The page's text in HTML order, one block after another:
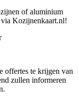
of aluminium
Kozijnenkaart.nl!
offertes te krijgen van
zullen informeren